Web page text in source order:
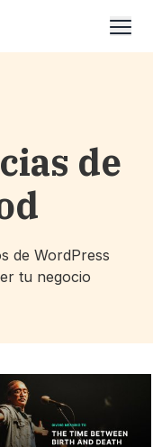
de
de WordPress
tu negocio